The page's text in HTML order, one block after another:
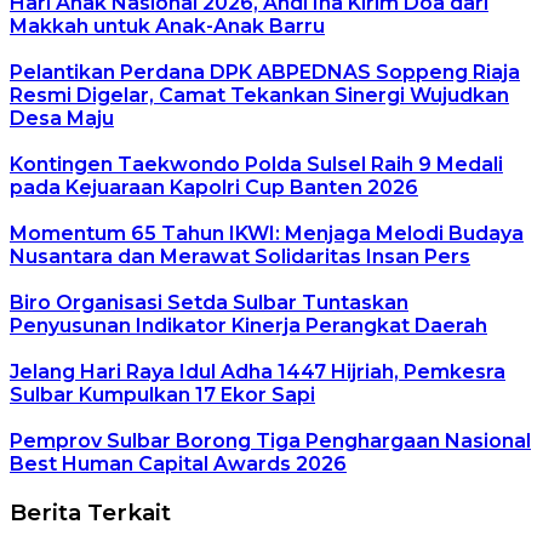
Makkah untuk Anak-Anak Barru
Pelantikan Perdana DPK ABPEDNAS Soppeng Riaja
Resmi Digelar, Camat Tekankan Sinergi Wujudkan
Desa Maju
Kontingen Taekwondo Polda Sulsel Raih 9 Medali
pada Kejuaraan Kapolri Cup Banten 2026
Momentum 65 Tahun IKWI: Menjaga Melodi Budaya
Nusantara dan Merawat Solidaritas Insan Pers
Biro Organisasi Setda Sulbar Tuntaskan
Penyusunan Indikator Kinerja Perangkat Daerah
Jelang Hari Raya Idul Adha 1447 Hijriah, Pemkesra
Sulbar Kumpulkan 17 Ekor Sapi
Pemprov Sulbar Borong Tiga Penghargaan Nasional
Best Human Capital Awards 2026
Berita Terkait